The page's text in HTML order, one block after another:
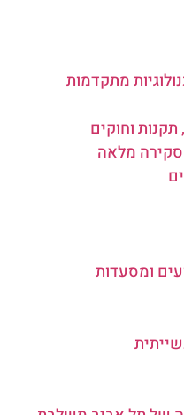
מתקדמות
וחוקים
מלאה
ומסעדות